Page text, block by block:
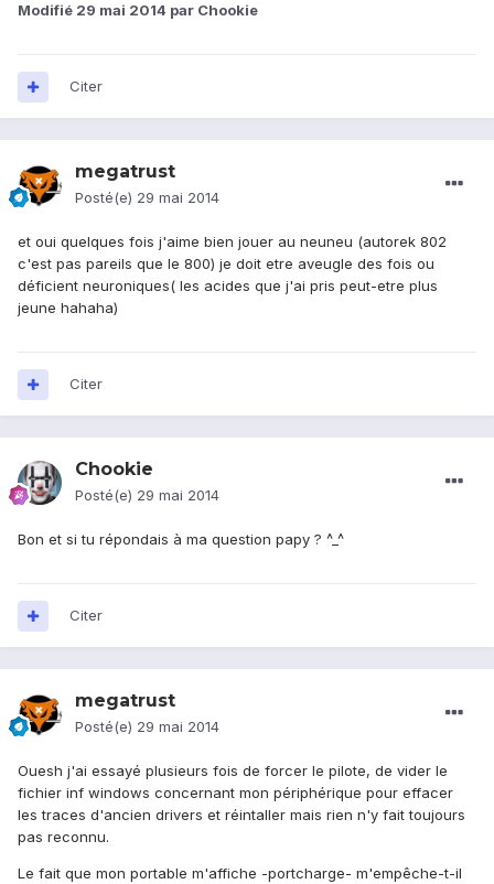
Modifié 29 mai 2014 par Chookie
Citer
megatrust
Posté(e) 29 mai 2014
et oui quelques fois j'aime bien jouer au neuneu (autorek 802
c'est pas pareils que le 800) je doit etre aveugle des fois ou
déficient neuroniques( les acides que j'ai pris peut-etre plus
jeune hahaha)
Citer
Chookie
Posté(e) 29 mai 2014
Bon et si tu répondais à ma question papy ? ^_^
Citer
megatrust
Posté(e) 29 mai 2014
Ouesh j'ai essayé plusieurs fois de forcer le pilote, de vider le
fichier inf windows concernant mon périphérique pour effacer
les traces d'ancien drivers et réintaller mais rien n'y fait toujours
pas reconnu.
Le fait que mon portable m'affiche -portcharge- m'empêche-t-il